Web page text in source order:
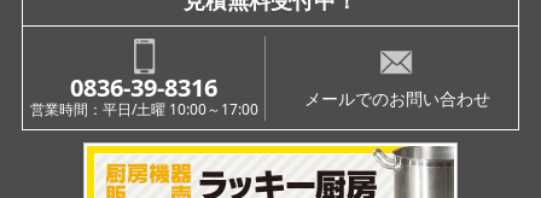
0836-39-8316
営業時間：平日/土曜 10:00～17:00 メールでのお問い合わせ